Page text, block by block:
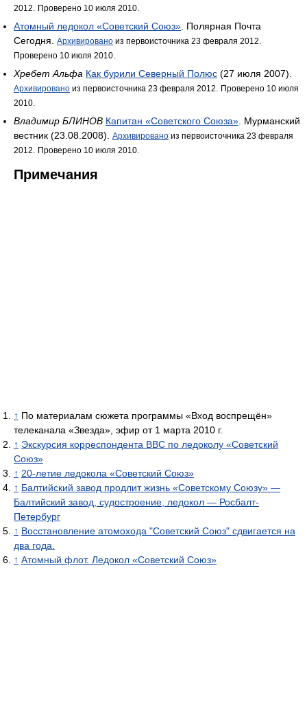
2012.
Проверено 10 июля 2010.
Атомный ледокол «Советский Союз». Полярная Почта
Сегодня. Архивировано из первоисточника 23 февраля 2012.
Проверено 10 июля 2010.
Хребет Альфа Как бурили Северный Полюс (27 июля 2007).
Архивировано из первоисточника 23 февраля 2012.
Проверено 10 июля
2010.
Владимир БЛИНОВ Капитан «Советского Союза». Мурманский
вестник (23.08.2008). Архивировано из первоисточника 23 февраля
2012.
Проверено 10 июля 2010.
Примечания
↑ По материалам сюжета программы «Вход воспрещён»
телеканала «Звезда», эфир от 1 марта 2010 г.
↑ Экскурсия корреспондента BBC по ледоколу «Советский
Союз»
↑ 20-летие ледокола «Советский Союз»
↑ Балтийский завод продлит жизнь «Советскому Союзу» —
Балтийский завод, судостроение, ледокол — Росбалт-
Петербург
↑ Восстановление атомохода "Советский Союз" сдвигается на
два года.
↑ Атомный флот. Ледокол «Советский Союз»